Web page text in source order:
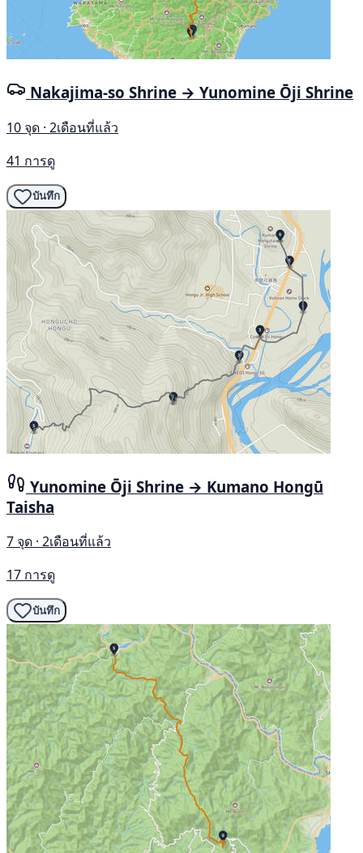
Nakajima-so Shrine → Yunomine Ōji Shrine
10 จุด · 2เดือนที่แล้ว
41 การดู
บันทึก
Yunomine Ōji Shrine → Kumano Hongū
Taisha
7 จุด · 2เดือนที่แล้ว
17 การดู
บันทึก